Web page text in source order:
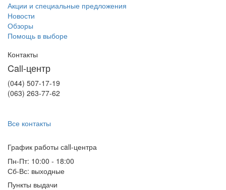
Акции и специальные предложения
Новости
Обзоры
Помощь в выборе
Контакты
Call-центр
(044) 507-17-19
(063) 263-77-62
Все контакты
График работы сall-центра
Пн-Пт: 10:00 - 18:00
Сб-Вс: выходные
Пункты выдачи